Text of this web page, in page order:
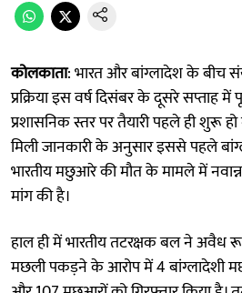
कोलकाता: भारत और बांग्लादेश के बीच
प्रक्रिया इस वर्ष दिसंबर के दूसरे सप्ताह में
प्रशासनिक स्तर पर तैयारी पहले ही शुरू हो
मिली जानकारी के अनुसार इससे पहले
भारतीय मछुआरे की मौत के मामले में
मांग की है।
हाल ही में भारतीय तटरक्षक बल ने अवैध
मछली पकड़ने के आरोप में 4 बांग्लादेशी